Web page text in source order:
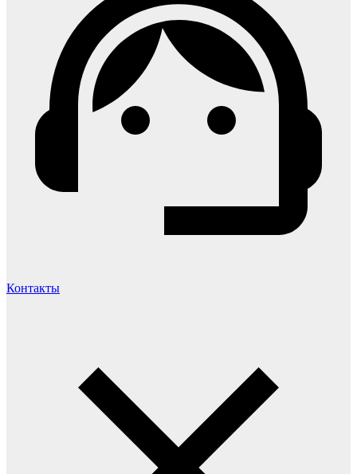
Контакты